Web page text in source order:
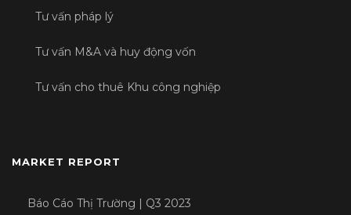
Tư vấn pháp lý
Tư vấn M&A và huy động vốn
Tư vấn cho thuê Khu công nghiệp
MARKET REPORT
Báo Cáo Thị Trường | Q3 2023